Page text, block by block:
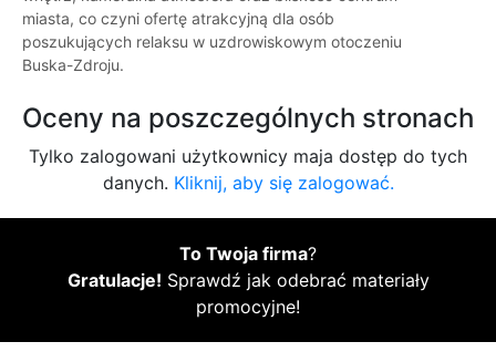
miasta, co czyni ofertę atrakcyjną dla osób
poszukujących relaksu w uzdrowiskowym otoczeniu
Buska-Zdroju.
Oceny na poszczególnych stronach
Tylko zalogowani użytkownicy maja dostęp do tych
danych. Kliknij, aby się zalogować.
To Twoja firma?
Gratulacje! Sprawdź jak odebrać materiały
promocyjne!